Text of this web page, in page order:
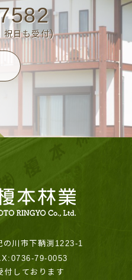
祝日も受付)
川市下鞆渕1223-1
79-0053
しております